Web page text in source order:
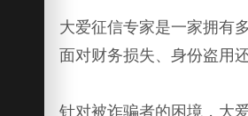
大爱征信专家是一家拥有
面对财务损失、身份盗用
针对被诈骗者的困境，大